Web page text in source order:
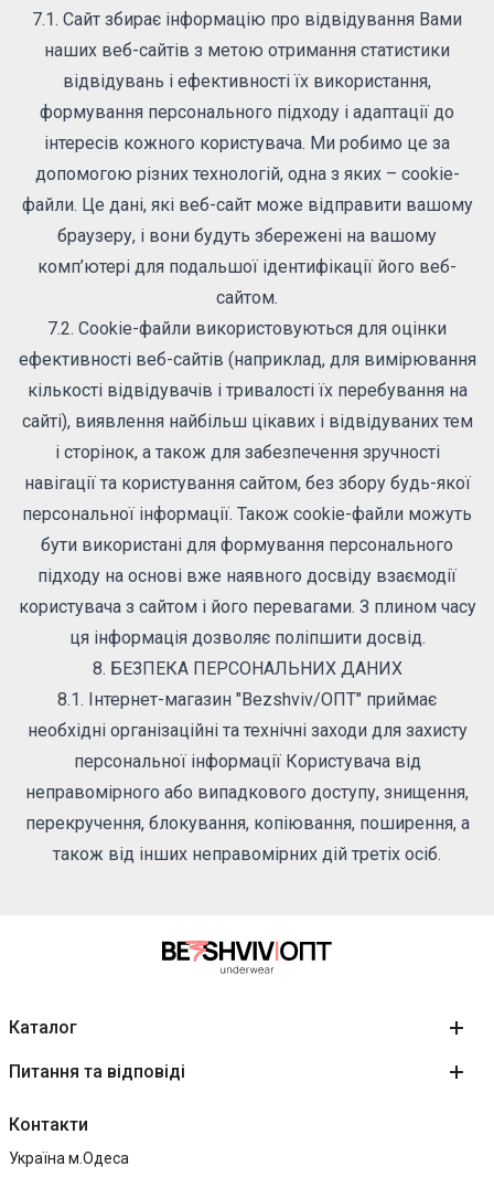
7.1. Сайт збирає інформацію про відвідування Вами
наших веб-сайтів з метою отримання статистики
відвідувань і ефективності їх використання,
формування персонального підходу і адаптації до
інтересів кожного користувача. Ми робимо це за
допомогою різних технологій, одна з яких – cookie-
файли. Це дані, які веб-сайт може відправити вашому
браузеру, і вони будуть збережені на вашому
комп’ютері для подальшої ідентифікації його веб-
сайтом.
7.2. Cookie-файли використовуються для оцінки
ефективності веб-сайтів (наприклад, для вимірювання
кількості відвідувачів і тривалості їх перебування на
сайті), виявлення найбільш цікавих і відвідуваних тем
і сторінок, а також для забезпечення зручності
навігації та користування сайтом, без збору будь-якої
персональної інформації. Також cookie-файли можуть
бути використані для формування персонального
підходу на основі вже наявного досвіду взаємодії
користувача з сайтом і його перевагами. З плином часу
ця інформація дозволяє поліпшити досвід.
8. БЕЗПЕКА ПЕРСОНАЛЬНИХ ДАНИХ
8.1. Інтернет-магазин "Bezshviv/ОПТ" приймає
необхідні організаційні та технічні заходи для захисту
персональної інформації Користувача від
неправомірного або випадкового доступу, знищення,
перекручення, блокування, копіювання, поширення, а
також від інших неправомірних дій третіх осіб.
Каталог
Питання та відповіді
Контакти
Україна м.Одеса